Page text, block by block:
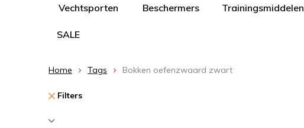
Vechtsporten Beschermers Trainingsmiddelen
SALE
Home Tags Bokken oefenzwaard zwart
Filters